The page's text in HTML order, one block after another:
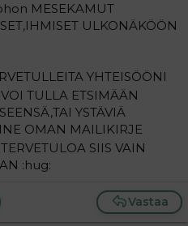
MESEKAMUT
ULKONÄKÖÖN
YHTEISÖÖNI
TULLA ETSIMÄÄN
YSTÄVIÄ
OMAN MAILIKIRJE
SIIS VAIN
:hug:
Vastaa